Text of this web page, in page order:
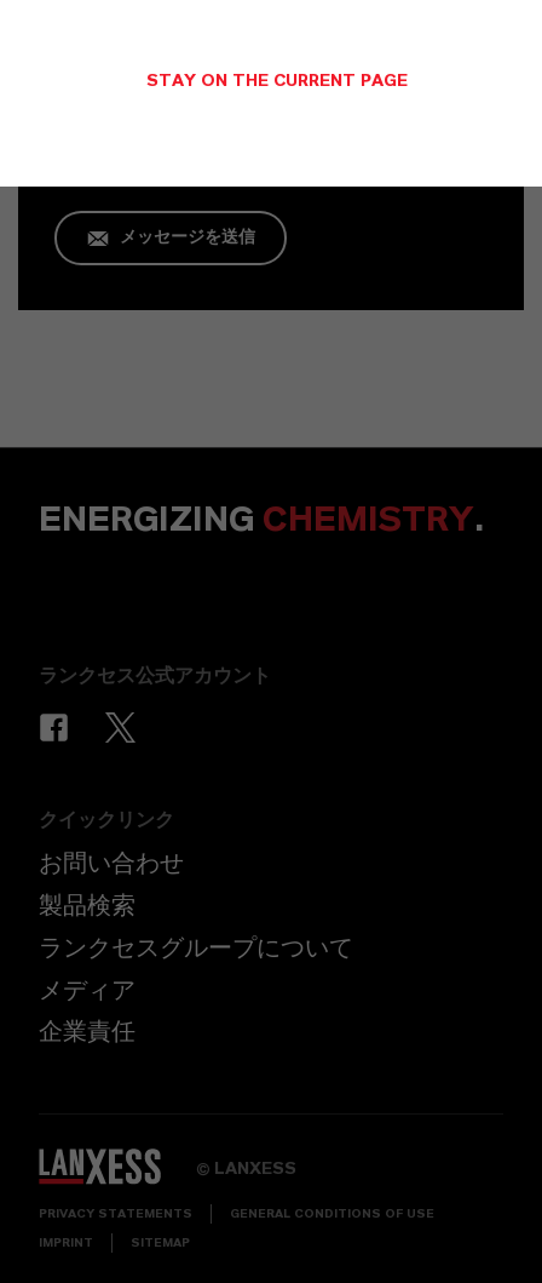
Mannheim
メッセージを送信
ENERGIZING CHEMISTRY.
ランクセス公式アカウント
クイックリンク
お問い合わせ
製品検索
ランクセスグループについて
メディア
企業責任
© LANXESS
PRIVACY STATEMENTS GENERAL CONDITIONS OF USE
IMPRINT SITEMAP
STAY ON THE CURRENT PAGE